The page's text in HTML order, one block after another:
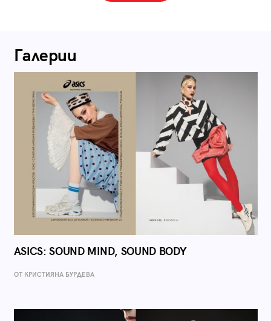
Галерии
ASICS: SOUND MIND, SOUND BODY
ОТ КРИСТИЯНА БУРДЕВА